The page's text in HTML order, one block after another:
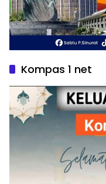
Kompas 1 net